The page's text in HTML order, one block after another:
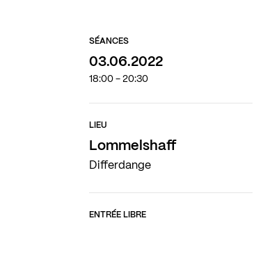
SÉANCES
03.06.2022
18:00 - 20:30
LIEU
Lommelshaff
Differdange
ENTRÉE LIBRE